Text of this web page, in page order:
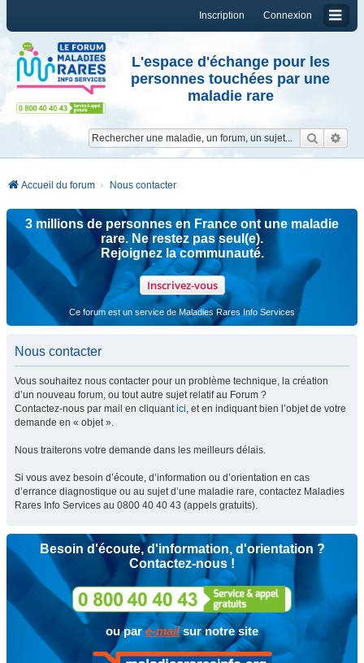
Connexion
Inscription
L'espace d'échange pour les
personnes touchées par une
maladie rare
Accueil du forum Nous contacter
3 millions de personnes en France ont une maladie
rare. Ne restez pas seul(e).
Rejoignez la communauté.
Inscrivez-vous
Ce forum est un service de Maladies Rares Info Services
Nous contacter
Vous souhaitez nous contacter pour un problème technique, la création
d’un nouveau forum, ou tout autre sujet relatif au Forum ?
Contactez-nous par mail en cliquantici, et en indiquant bien l’objet de votre
demande en « objet ».
Nous traiterons votre demande dans les meilleurs délais.
Si vous avez besoin d’écoute, d’information ou d’orientation en cas
d’errance diagnostique ou au sujet d’une maladie rare, contactez Maladies
Rares Info Services au 0800 40 40 43 (appels gratuits).
Besoin d'écoute, d'information, d'orientation ?
Contactez-nous !
ou pare-mailsur notre site